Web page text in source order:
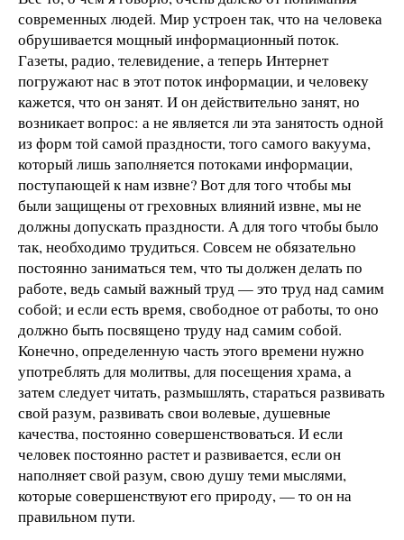
современных людей. Мир устроен так, что на человека
обрушивается мощный информационный поток.
Газеты, радио, телевидение, а теперь Интернет
погружают нас в этот поток информации, и человеку
кажется, что он занят. И он действительно занят, но
возникает вопрос: а не является ли эта занятость одной
из форм той самой праздности, того самого вакуума,
который лишь заполняется потоками информации,
поступающей к нам извне? Вот для того чтобы мы
были защищены от греховных влияний извне, мы не
должны допускать праздности. А для того чтобы было
так, необходимо трудиться. Совсем не обязательно
постоянно заниматься тем, что ты должен делать по
работе, ведь самый важный труд — это труд над самим
собой; и если есть время, свободное от работы, то оно
должно быть посвящено труду над самим собой.
Конечно, определенную часть этого времени нужно
употреблять для молитвы, для посещения храма, а
затем следует читать, размышлять, стараться развивать
свой разум, развивать свои волевые, душевные
качества, постоянно совершенствоваться. И если
человек постоянно растет и развивается, если он
наполняет свой разум, свою душу теми мыслями,
которые совершенствуют его природу, — то он на
правильном пути.